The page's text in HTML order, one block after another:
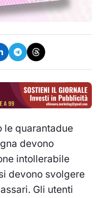
le quarantadue
devono
intollerabile
devono svolgere
Gli utenti